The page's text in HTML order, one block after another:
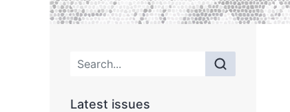
Main menu
Latest issues